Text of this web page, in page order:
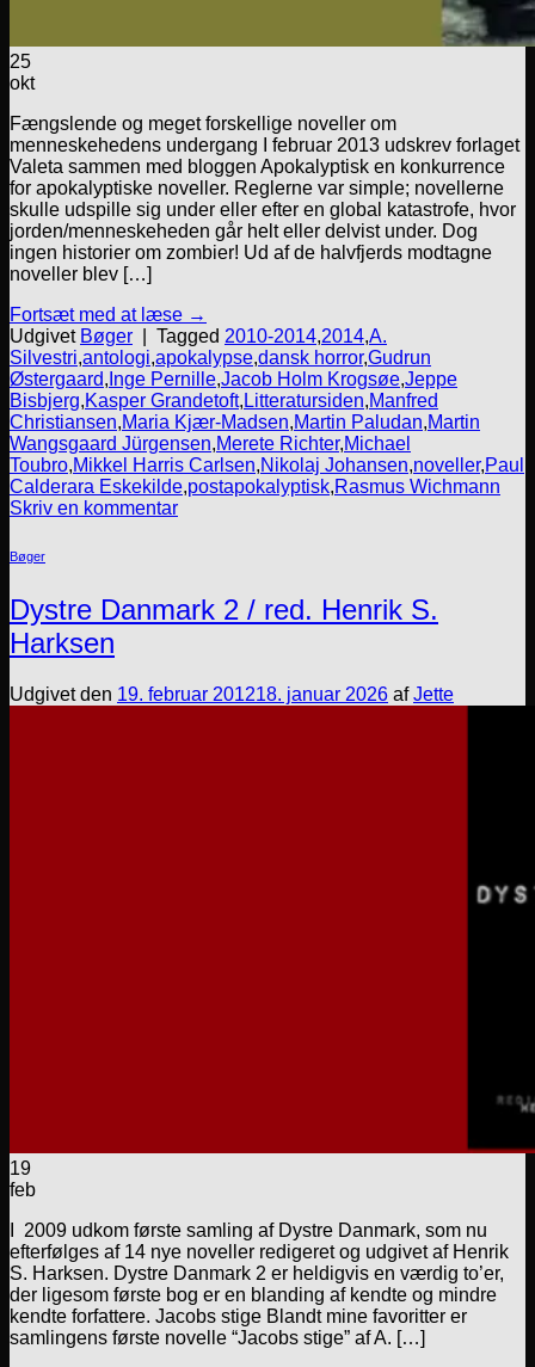
25
okt
Fængslende og meget forskellige noveller om
menneskehedens undergang I februar 2013 udskrev forlaget
Valeta sammen med bloggen Apokalyptisk en konkurrence
for apokalyptiske noveller. Reglerne var simple; novellerne
skulle udspille sig under eller efter en global katastrofe, hvor
jorden/menneskeheden går helt eller delvist under. Dog
ingen historier om zombier! Ud af de halvfjerds modtagne
noveller blev […]
Fortsæt med at læse →
Udgivet Bøger Tagged 2010-2014,2014,A.
Silvestri,antologi,apokalypse,dansk horror,Gudrun
Østergaard, Inge Pernille,Jacob Holm Krogsøe,Jeppe
Bisbjerg,Kasper Grandetoft, Litteratursiden,Manfred
Christiansen,Maria Kjær-Madsen,Martin Paludan,Martin
Wangsgaard Jürgensen,Merete Richter,Michael
Toubro,Mikkel Harris Carlsen,Nikolaj Johansen,noveller,Paul
Calderara Eskekilde,postapokalyptisk,Rasmus Wichmann
Skriv en kommentar
Bøger
Dystre Danmark 2 / red. Henrik S.
Harksen
Udgivet den 19. februar 201218. januar 2026 afJette
19
feb
I 2009 udkom første samling af Dystre Danmark, som nu
efterfølges af 14 nye noveller redigeret og udgivet af Henrik
S. Harksen. Dystre Danmark 2 er heldigvis en værdig to’er,
der ligesom første bog er en blanding af kendte og mindre
kendte forfattere. Jacobs stige Blandt mine favoritter er
samlingens første novelle “Jacobs stige” af A. […]